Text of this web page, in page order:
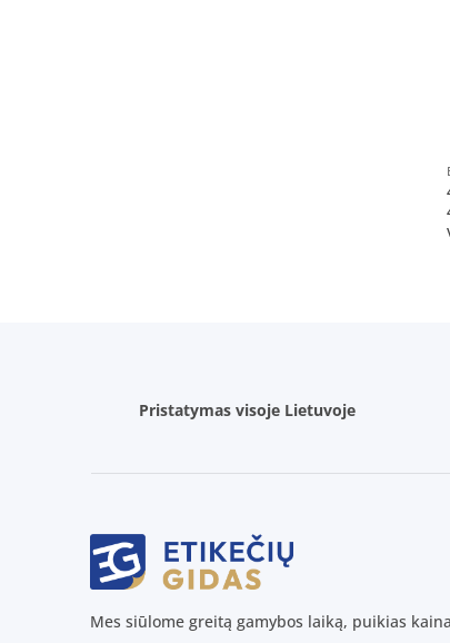
Pristatymas visoje Lietuvoje
Mes siūlome greitą gamybos laiką, puikias